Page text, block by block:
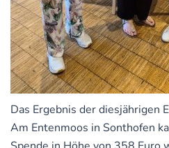
Das Ergebnis der diesjährigen
Am Entenmoos in Sonthofen